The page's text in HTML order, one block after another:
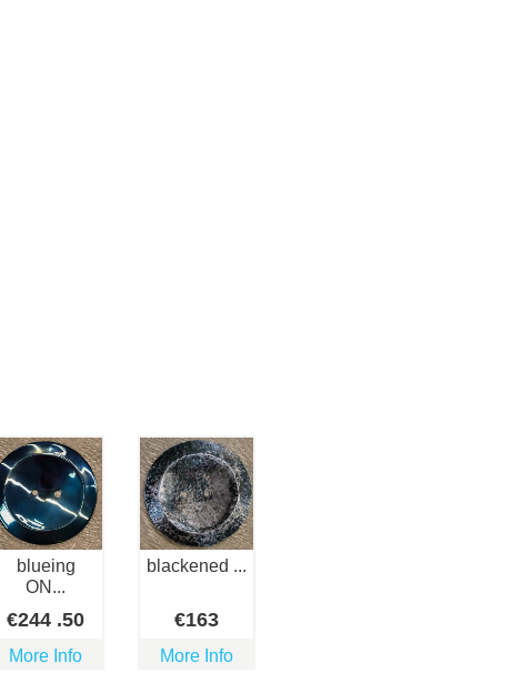
blueing
ON...
€244 .50
More Info
blackened ...
€163
More Info